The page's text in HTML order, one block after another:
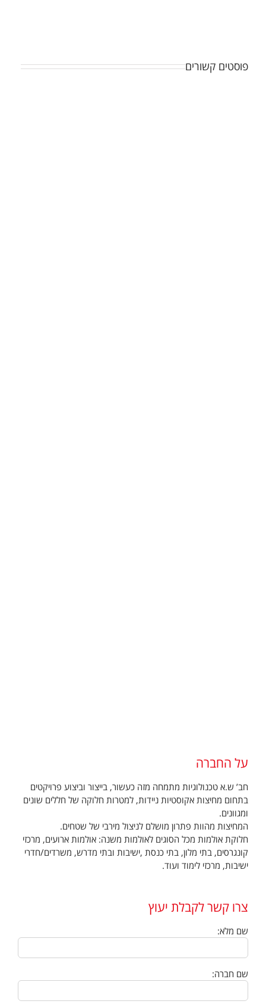
פוסטים קשורים
על החברה
חב’ ש.א טכנולוגיות מתמחה מזה כעשור, בייצור וביצוע פרויקטים
בתחום מחיצות אקוסטיות ניידות, למטרות חלוקה של חללים שונים
ומגוונים.
המחיצות מהוות פתרון מושלם לניצול מירבי של שטחים.
חלוקת אולמות מכל הסוגים לאולמות משנה: אולמות ארועים, מרכזי
קונגרסים, בתי מלון, בתי כנסת ,ישיבות ובתי מדרש, משרדים/חדרי
ישיבות, מרכזי לימוד ועוד.
צרו קשר לקבלת יעוץ
שם מלא:
שם חברה: